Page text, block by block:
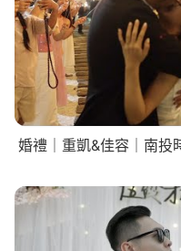
婚禮｜重凱&佳容｜南投